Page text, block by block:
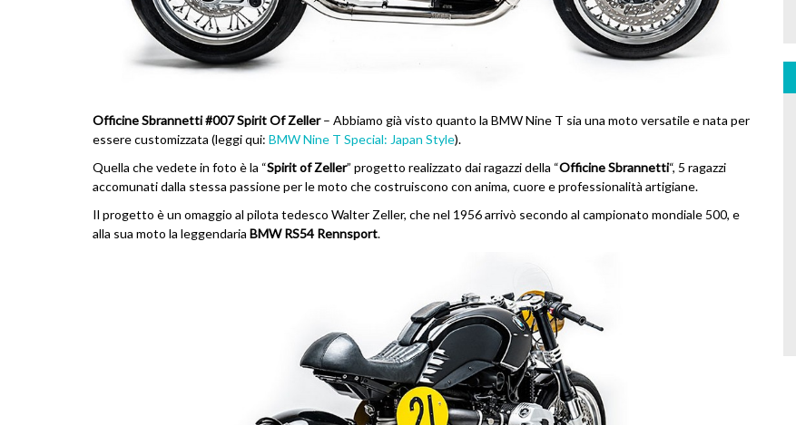
Officine Sbrannetti #007 Spirit Of Zeller– Abbiamo già visto quanto la BMW Nine T sia una moto versatile e nata per
essere customizzata (leggi qui: BMW Nine T Special: Japan Style).
Quella che vedete in foto è la “Spirit of Zeller” progetto realizzato dai ragazzi della “Officine Sbrannetti“, 5 ragazzi
accomunati dalla stessa passione per le moto che costruiscono con anima, cuore e professionalità artigiane.
Il progetto è un omaggio al pilota tedesco Walter Zeller, che nel 1956 arrivò secondo al campionato mondiale 500, e
alla sua moto la leggendaria BMW RS54 Rennsport.